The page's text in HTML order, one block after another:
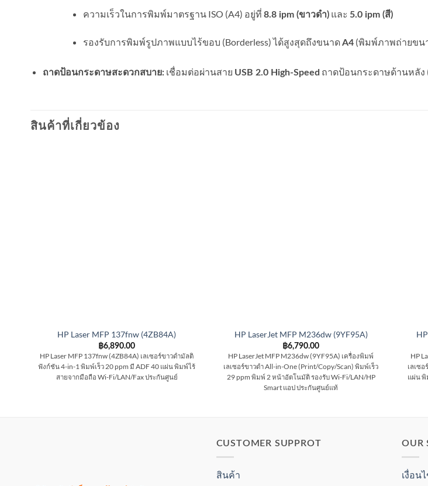
ความเร็วในการพิมพ์มาตรฐาน ISO (A4) อยู่ที่ 8.8 ipm (ขาวดำ)และ 5.0 ipm (สี)
รองรับการพิมพ์รูปภาพแบบไร้ขอบ (Borderless) ได้สูงสุดถึงขนาดA4(พิมพ์ภาพถ่ายขนา
ถาดป้อนกระดาษสะดวกสบาย:เชื่อมต่อผ่านสาย USB 2.0 High-Speed ถาดป้อนกระดาษด้านหลัง
สินค้าที่เกี่ยวข้อง
HP Laser MFP 137fnw (4ZB84A)
฿6,890.00
HP Laser MFP 137fnw (4ZB84A) เลเซอร์ขาวดำมัลติ
ฟังก์ชัน 4-in-1 พิมพ์เร็ว 20 ppm มี ADF 40 แผ่น พิมพ์ไร้
สายจากมือถือ Wi-Fi/LAN/Fax ประกันศูนย์
HP LaserJet MFP M236dw (9YF95A)
฿6,790.00
HP LaserJet MFP M236dw (9YF95A) เครื่องพิมพ์
เลเซอร์ขาวดำ All-in-One (Print/Copy/Scan) พิมพ์เร็ว
29 ppm พิมพ์ 2 หน้าอัตโนมัติ รองรับ Wi-Fi/LAN/HP
Smart แอป ประกันศูนย์แท้
HP
เลเซ
แผ่น พิ
CUSTOMER SUPPROT
สินค้า
OUR
เงื่อน